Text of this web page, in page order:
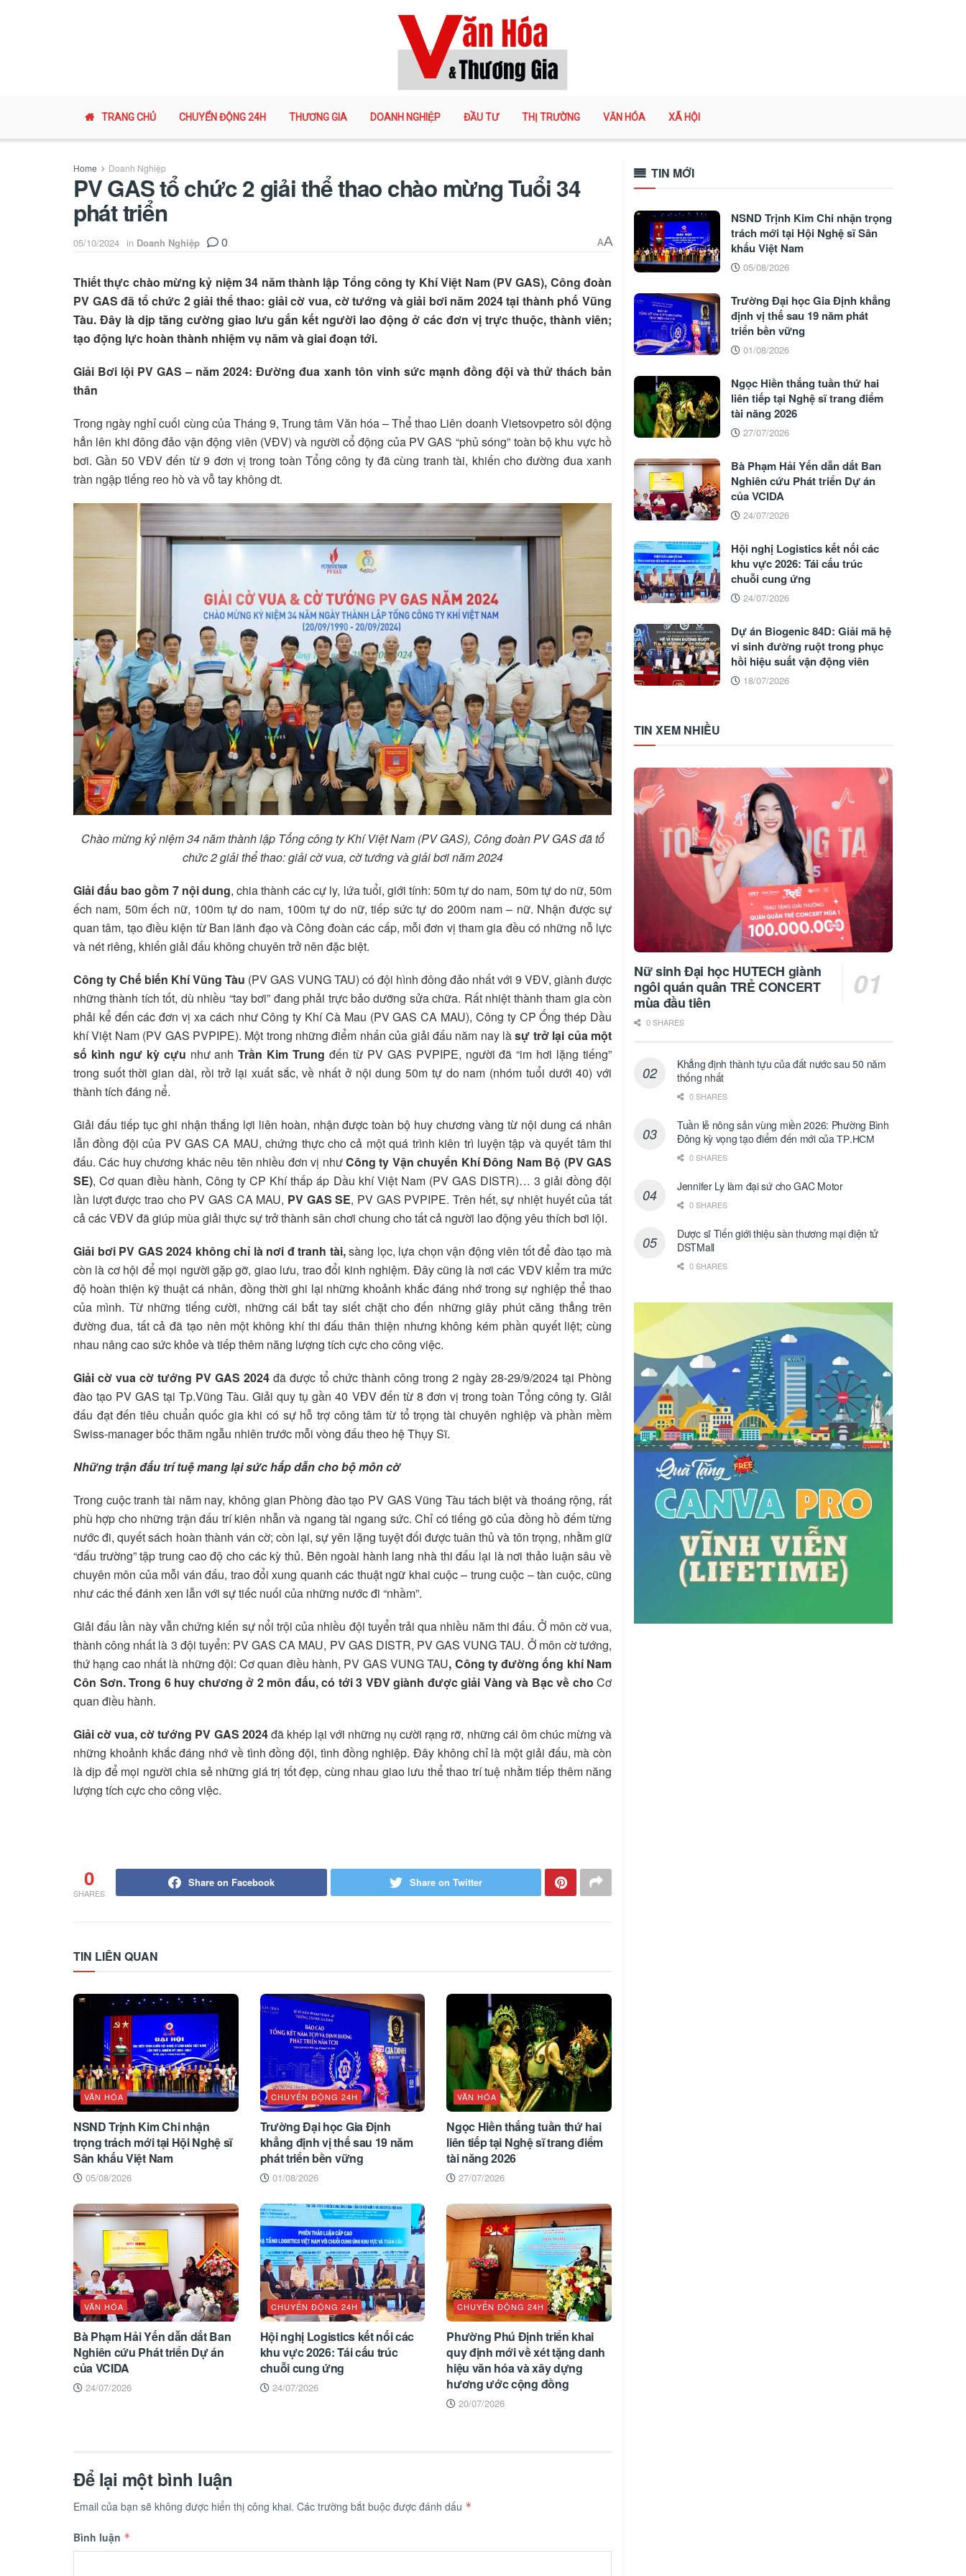
TRANG CHỦ CHUYỂN ĐỘNG 24H THƯƠNG GIA DOANH NGHIỆP ĐẦU TƯ THỊ TRƯỜNG VĂN HÓA XÃ HỘI
Home Doanh Nghiệp
PV GAS tổ chức 2 giải thể thao chào mừng Tuổi 34
phát triển
05/10/2024 in Doanh Nghiệp 0 AA
Thiết thực chào mừng kỷ niệm 34 năm thành lập Tổng công ty Khí Việt Nam (PV GAS), Công đoàn
PV GAS đã tổ chức 2 giải thể thao: giải cờ vua, cờ tướng và giải bơi năm 2024 tại thành phố Vũng
Tàu. Đây là dịp tăng cường giao lưu gắn kết người lao động ở các đơn vị trực thuộc, thành viên;
tạo động lực hoàn thành nhiệm vụ năm và giai đoạn tới.
Giải Bơi lội PV GAS – năm 2024: Đường đua xanh tôn vinh sức mạnh đồng đội và thử thách bản
thân
Trong ngày nghỉ cuối cùng của Tháng 9, Trung tâm Văn hóa – Thể thao Liên doanh Vietsovpetro sôi động
hẳn lên khi đông đảo vận động viên (VĐV) và người cổ động của PV GAS “phủ sóng” toàn bộ khu vực hồ
bơi. Gần 50 VĐV đến từ 9 đơn vị trong toàn Tổng công ty đã cùng tranh tài, khiến cho đường đua xanh
tràn ngập tiếng reo hò và vỗ tay không dt.
Chào mừng kỷ niệm 34 năm thành lập Tổng công ty Khí Việt Nam (PV GAS), Công đoàn PV GAS đã tổ
chức 2 giải thể thao: giải cờ vua, cờ tướng và giải bơi năm 2024
Giải đấu bao gồm 7 nội dung, chia thành các cự ly, lứa tuổi, giới tính: 50m tự do nam, 50m tự do nữ, 50m
ếch nam, 50m ếch nữ, 100m tự do nam, 100m tự do nữ, tiếp sức tự do 200m nam – nữ. Nhận được sự
quan tâm, tạo điều kiện từ Ban lãnh đạo và Công đoàn các cấp, mỗi đơn vị tham gia đều có những nỗ lực
và nét riêng, khiến giải đấu không chuyên trở nên đặc biệt.
Công ty Chế biến Khí Vũng Tàu (PV GAS VUNG TAU) có đội hình đông đảo nhất với 9 VĐV, giành được
những thành tích tốt, dù nhiều “tay bơi” đang phải trực bảo dưỡng sửa chữa. Rất nhiệt thành tham gia còn
phải kể đến các đơn vị xa cách như Công ty Khí Cà Mau (PV GAS CA MAU), Công ty CP Ống thép Dầu
khí Việt Nam (PV GAS PVPIPE). Một trong những điểm nhấn của giải đấu năm nay làsự trở lại của một
số kình ngư kỳ cựu như anhTrần Kim Trung đến từ PV GAS PVPIPE, người đã “im hơi lặng tiếng”
trong suốt thời gian dài, rồi trở lại xuất sắc, về nhất ở nội dung 50m tự do nam (nhóm tuổi dưới 40) với
thành tích đáng nể.
Giải đấu tiếp tục ghi nhận thắng lợi liên hoàn, nhận được toàn bộ huy chương vàng từ nội dung cá nhân
lẫn đồng đội của PV GAS CA MAU, chứng thực cho cả một quá trình kiên trì luyện tập và quyết tâm thi
đấu. Các huy chương khác nêu tên nhiều đơn vị nhưCông ty Vận chuyển Khí Đông Nam Bộ (PV GAS
SE), Cơ quan điều hành, Công ty CP Khí thấp áp Dầu khí Việt Nam (PV GAS DISTR)… 3 giải đồng đội
lần lượt được trao cho PV GAS CA MAU, PV GAS SE, PV GAS PVPIPE. Trên hết, sự nhiệt huyết của tất
cả các VĐV đã giúp mùa giải thực sự trở thành sân chơi chung cho tất cả người lao động yêu thích bơi lội.
Giải bơi PV GAS 2024 không chỉ là nơi đ tranh tài,sàng lọc, lựa chọn vận động viên tốt để đào tạo mà
còn là cơ hội để mọi người gặp gỡ, giao lưu, trao đổi kinh nghiệm. Đây cũng là nơi các VĐV kiểm tra mức
độ hoàn thiện kỹ thuật cá nhân, đồng thời ghi lại những khoảnh khắc đáng nhớ trong sự nghiệp thể thao
của mình. Từ những tiếng cười, những cái bắt tay siết chặt cho đến những giây phút căng thẳng trên
đường đua, tất cả đã tạo nên một không khí thi đấu thân thiện nhưng không kém phần quyết liệt; cùng
nhau nâng cao sức khỏe và tiếp thêm năng lượng tích cực cho công việc.
Giải cờ vua cờ tướng PV GAS 2024 đã được tổ chức thành công trong 2 ngày 28-29/9/2024 tại Phòng
đào tạo PV GAS tại Tp.Vũng Tàu. Giải quy tụ gần 40 VĐV đến từ 8 đơn vị trong toàn Tổng công ty. Giải
đấu đạt đến tiêu chuẩn quốc gia khi có sự hỗ trợ công tâm từ tổ trọng tài chuyên nghiệp và phần mềm
Swiss-manager bốc thăm ngẫu nhiên trước mỗi vòng đấu theo hệ Thụy Sĩ.
Những trận đấu trí tuệ mang lại sức hấp dẫn cho bộ môn cờ
Trong cuộc tranh tài năm nay, không gian Phòng đào tạo PV GAS Vũng Tàu tách biệt và thoáng rộng, rất
phù hợp cho những trận đấu trí kiên nhẫn và ngang tài ngang sức. Chỉ có tiếng gõ của đồng hồ đếm từng
nước đi, quyết sách hoàn thành ván cờ; còn lại, sự yên lặng tuyệt đối được tuân thủ và tôn trọng, nhằm giữ
“đấu trường” tập trung cao độ cho các kỳ thủ. Bên ngoài hành lang nhà thi đấu lại là nơi thảo luận sâu về
chuyên môn của mỗi ván đấu, trao đổi xung quanh các thuật ngữ khai cuộc – trung cuộc – tàn cuộc, cũng
như các thế đánh xen lẫn với sự tiếc nuối của những nước đi “nhầm”.
Giải đấu lần này vẫn chứng kiến sự nổi trội của nhiều đội tuyển trải qua nhiều năm thi đấu. Ở môn cờ vua,
thành công nhất là 3 đội tuyển: PV GAS CA MAU, PV GAS DISTR, PV GAS VUNG TAU. Ở môn cờ tướng,
thứ hạng cao nhất là những đội: Cơ quan điều hành, PV GAS VUNG TAU, Công ty đường ống khí Nam
Côn Sơn. Trong 6 huy chương ở 2 môn đấu, có tới 3 VĐV giành được giải Vàng và Bạc về cho Cơ
quan điều hành.
Giải cờ vua, cờ tướng PV GAS 2024đã khép lại với những nụ cười rạng rỡ, những cái ôm chúc mừng và
những khoảnh khắc đáng nhớ về tình đồng đội, tình đồng nghiệp. Đây không chỉ là một giải đấu, mà còn
là dịp để mọi người chia sẻ những giá trị tốt đẹp, cùng nhau giao lưu thể thao trí tuệ nhằm tiếp thêm năng
lượng tích cực cho công việc.
0
SHARES
Share on Facebook Share on Twitter
TIN LIÊN QUAN
VĂN HÓA
NSND Trịnh Kim Chi nhận
trọng trách mới tại Hội Nghệ sĩ
Sân khấu Việt Nam
05/08/2026
CHUYỂN ĐỘNG 24H
Trường Đại học Gia Định
khẳng định vị thế sau 19 năm
phát triển bền vững
01/08/2026
VĂN HÓA
Ngọc Hiền thắng tuần thứ hai
liên tiếp tại Nghệ sĩ trang điểm
tài năng 2026
27/07/2026
VĂN HÓA
Bà Phạm Hải Yến dẫn dắt Ban
Nghiên cứu Phát triển Dự án
của VCIDA
24/07/2026
CHUYỂN ĐỘNG 24H
Hội nghị Logistics kết nối các
khu vực 2026: Tái cấu trúc
chuỗi cung ứng
24/07/2026
CHUYỂN ĐỘNG 24H
Phường Phú Định triển khai
quy định mới về xét tặng danh
hiệu văn hóa và xây dựng
hương ước cộng đồng
20/07/2026
Để lại một bình luận
Email của bạn sẽ không được hiển thị công khai. Các trường bắt buộc được đánh dấu *
Bình luận *
TIN MỚI
NSND Trịnh Kim Chi nhận trọng
trách mới tại Hội Nghệ sĩ Sân
khấu Việt Nam
05/08/2026
Trường Đại học Gia Định khẳng
định vị thế sau 19 năm phát
triển bền vững
01/08/2026
Ngọc Hiền thắng tuần thứ hai
liên tiếp tại Nghệ sĩ trang điểm
tài năng 2026
27/07/2026
Bà Phạm Hải Yến dẫn dắt Ban
Nghiên cứu Phát triển Dự án
của VCIDA
24/07/2026
Hội nghị Logistics kết nối các
khu vực 2026: Tái cấu trúc
chuỗi cung ứng
24/07/2026
Dự án Biogenic 84D: Giải mã hệ
vi sinh đường ruột trong phục
hồi hiệu suất vận động viên
18/07/2026
TIN XEM NHIỀU
Nữ sinh Đại học HUTECH giành
ngôi quán quân TRẺ CONCERT
mùa đầu tiên
0 SHARES
Khẳng định thành tựu của đất nước sau 50 năm
thống nhất
0 SHARES
Tuần lễ nông sản vùng miền 2026: Phường Bình
Đông kỳ vọng tạo điểm đến mới của ТР.НСМ
0 SHARES
Jennifer Ly làm đại sứ cho GAC Motor
0 SHARES
Dược sĩ Tiến giới thiệu sàn thương mại điện tử
DSTMall
0 SHARES